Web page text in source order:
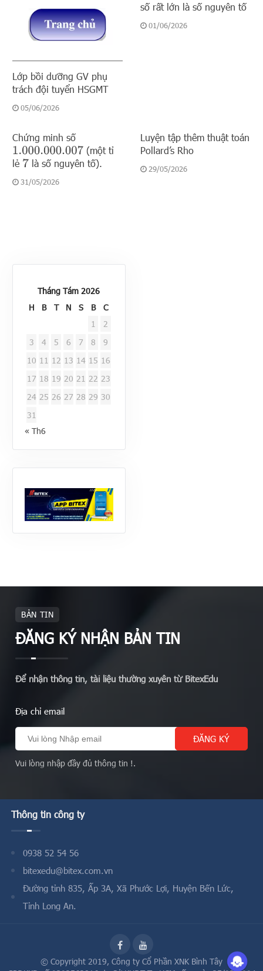
Lớp bồi dưỡng GV phụ
trách đội tuyển HSGMT
05/06/2026
số rất lớn là số nguyên tố
01/06/2026
Chứng minh số
1.000.000.007
(một tỉ
lẻ 7là số nguyên tố).
31/05/2026
Luyện tập thêm thuật toán
Pollard’s Rho
29/05/2026
Tháng Tám 2026
H
B T N S B
C
1
2
3
4 5 6 7 8
9
10 11 12 13 14 15 16
17 18 19 20 21 22 23
24 25 26 27 28 29 30
31
« Th6
BẢN TIN
ĐĂNG KÝ NHẬN BẢN TIN
Để nhận thông tin, tài liệu thường xuyên từ BitexEdu
Địa chỉ email
Vui lòng nhập đầy đủ thông tin !.
Thông tin công ty
0938 52 54 56
bitexedu@bitex.com.vn
Đường tỉnh 835, Ấp 3A, Xã Phước Lợi, Huyện Bến Lức,
Tỉnh Long An.
© Copyright 2019, Công ty Cổ Phần XNK Bình Tây